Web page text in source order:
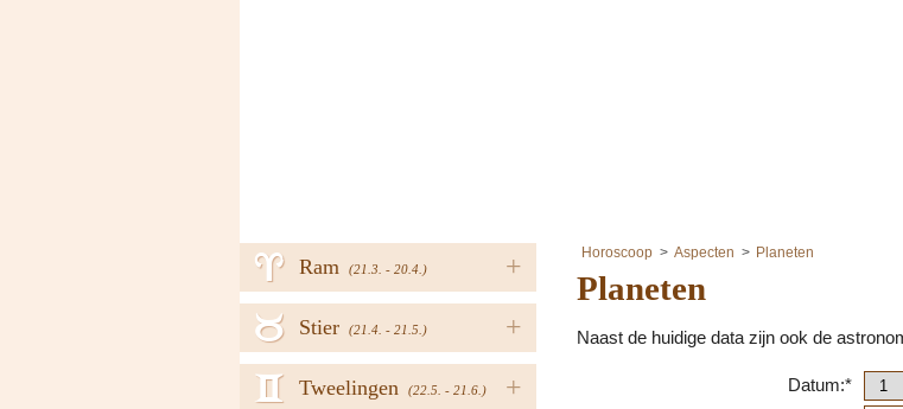
+
Ram (21.3. - 20.4.)
a
+
Stier (21.4. - 21.5.)
b
+
Tweelingen (22.5. - 21.6.)
c
Horoscoop Aspecten Planeten
Planeten
Naast de huidige data zijn ook de
Datum:*